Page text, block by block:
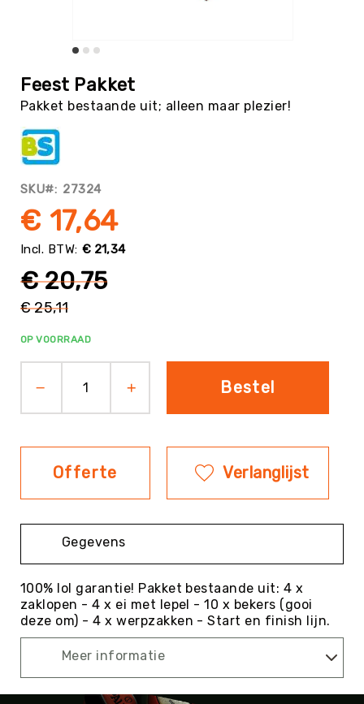
Badminton
Basketbal
Beachvolleybal
/
Pool
Cornhole
Cricket
Curling
Muziek
Darts
Evenementen
Fitness
Floorball
Frisbee
Hockey
Honk-
&
Softbal
Jeu
de
Boules
naar
het
begin
Feest Pakket
Pakket bestaande uit; alleen maar plezier!
SKU 27324
€ 21,34
€ 17,64
prijs
€ 25,11
€ 20,75
OP VOORRAAD
Bestel
Offerte Verlanglijst
Gegevens
100% lol garantie! Pakket bestaande uit: 4 x
zaklopen - 4 x ei met lepel - 10 x bekers (gooi
deze om) - 4 x werpzakken - Start en finish lijn.
Meer informatie